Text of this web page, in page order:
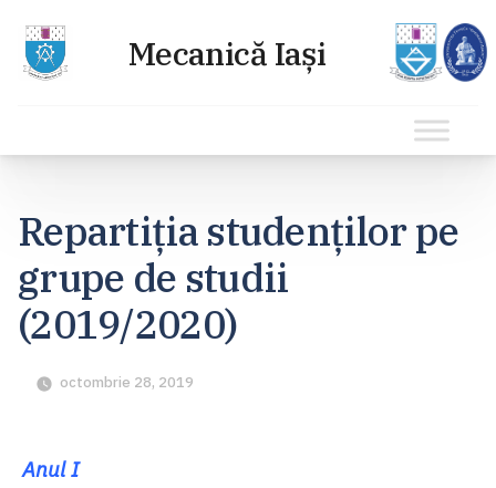
conținut
Repartiția studenților pe
grupe de studii
(2019/2020)
octombrie 28, 2019
Anul I